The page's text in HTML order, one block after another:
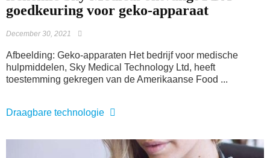
goedkeuring voor geko-apparaat
December 30, 2021
Afbeelding: Geko-apparaten Het bedrijf voor medische
hulpmiddelen, Sky Medical Technology Ltd, heeft
toestemming gekregen van de Amerikaanse Food ...
Draagbare technologie